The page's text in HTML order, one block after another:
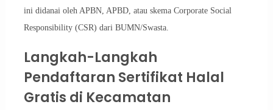
ini didanai oleh APBN, APBD, atau skema Corporate Social
Responsibility (CSR) dari BUMN/Swasta.
Langkah-Langkah
Pendaftaran Sertifikat Halal
Gratis di Kecamatan